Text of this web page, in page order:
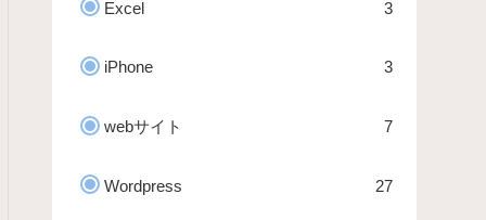
Excel 3
iPhone 3
webサイト 7
Wordpress 27